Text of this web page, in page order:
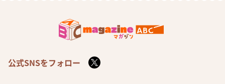
公式SNSをフォロー